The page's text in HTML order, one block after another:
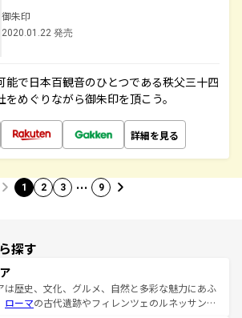
御朱印
2020.01.22 発売
能で日本百観音のひとつである秩父三十四
めぐりながら御朱印を頂こう。
詳細を見る
1 2 3 … 9
探す
は歴史、文化、グルメ、自然と多彩な魅力にあふ
ローマの古代遺跡やフィレンツェのルネッサンス